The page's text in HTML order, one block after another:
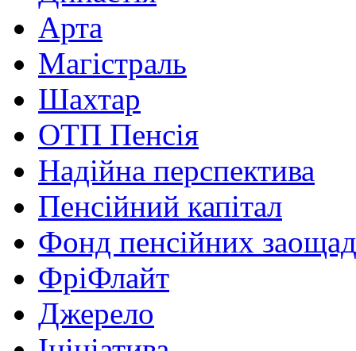
Арта
Магістраль
Шахтар
ОТП Пенсія
Надійна перспектива
Пенсійний капітал
Фонд пенсійних
ФріФлайт
Джерело